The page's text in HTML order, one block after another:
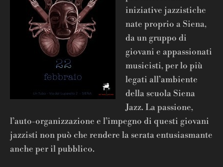
iniziative jazzistiche
nate proprio a Siena,
da un gruppo di
giovani e appassionati
musicisti, per lo più
legati all’ambiente
della scuola Siena
Jazz. La passione,
l’auto-organizzazione e l’impegno di questi giovani
jazzisti non può che rendere la serata entusiasmante
anche per il pubblico.